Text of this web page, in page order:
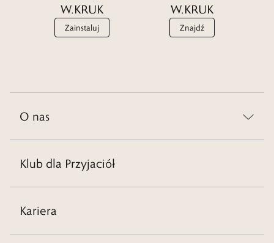
W.KRUK
Zainstaluj
W.KRUK
Znajdź
O nas
Klub dla Przyjaciół
Kariera